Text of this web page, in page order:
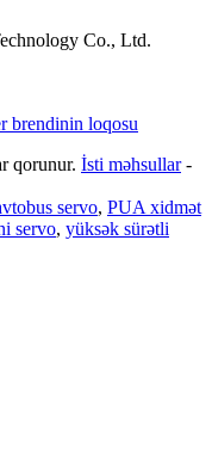
Co., Ltd.
qorunur. İsti məhsullar-
servo, PUA xidmət
servo, yüksək sürətli